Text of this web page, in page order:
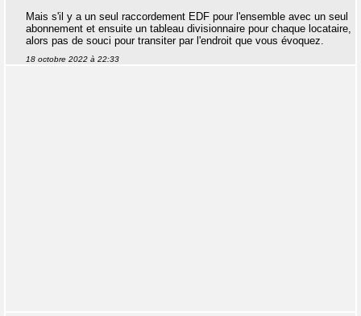
Mais s'il y a un seul raccordement EDF pour l'ensemble avec un seul
abonnement et ensuite un tableau divisionnaire pour chaque locataire,
alors pas de souci pour transiter par l'endroit que vous évoquez.
18 octobre 2022 à 22:33